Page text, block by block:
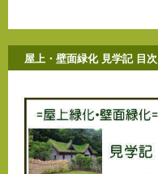
屋上・壁面緑化 見学記 目次